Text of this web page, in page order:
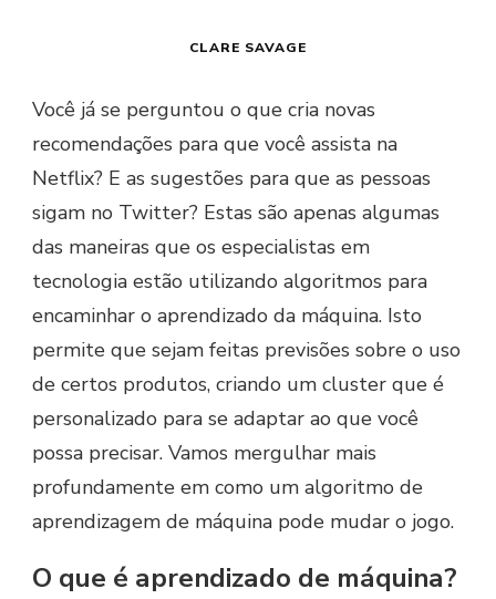
CLARE SAVAGE
Você já se perguntou o que cria novas
recomendações para que você assista na
Netflix? E as sugestões para que as pessoas
sigam no Twitter? Estas são apenas algumas
das maneiras que os especialistas em
tecnologia estão utilizando algoritmos para
encaminhar o aprendizado da máquina. Isto
permite que sejam feitas previsões sobre o uso
de certos produtos, criando um cluster que é
personalizado para se adaptar ao que você
possa precisar. Vamos mergulhar mais
profundamente em como um algoritmo de
aprendizagem de máquina pode mudar o jogo.
O que é aprendizado de máquina?